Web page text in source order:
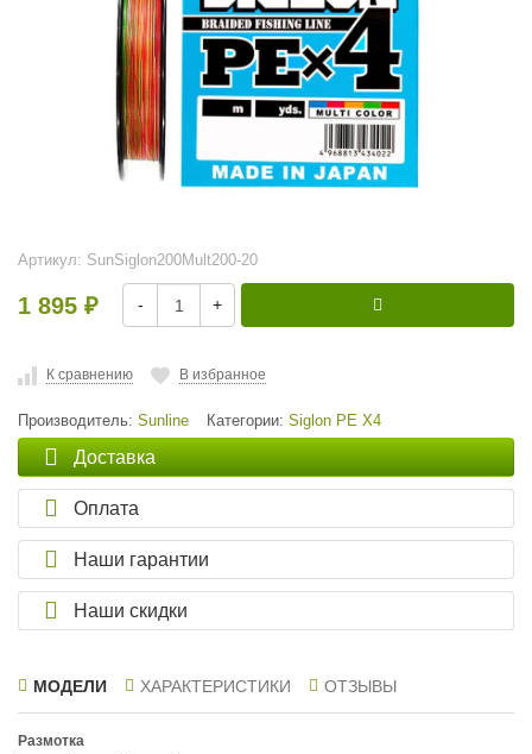
Артикул: SunSiglon200Mult200-20
1 895 ₽ - +
К сравнению В избранное
Производитель: Sunline Категории: Siglon PE X4
Доставка
Оплата
Наши гарантии
Наши скидки
МОДЕЛИ ХАРАКТЕРИСТИКИ ОТЗЫВЫ
Размотка